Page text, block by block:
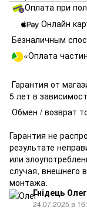
Оплата при
Онлайн
Безналичным
«Оплата
Гарантия от
5 лет в
Обмен / возврат
Гарантия не
результате
или
случая, внешнего
монтажа.
Гнідець Олег
24.07.2025 в